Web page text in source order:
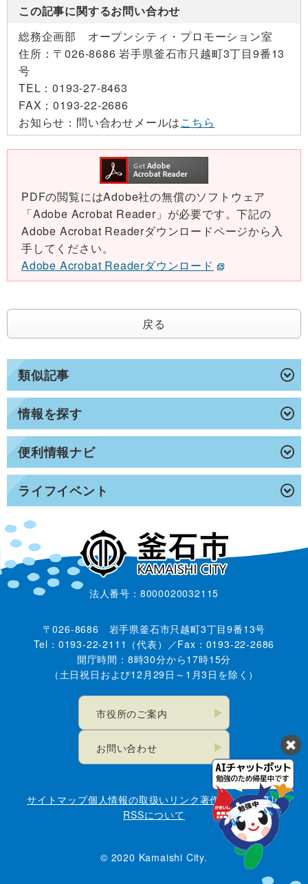
類似記事
情報を探す
便利情報ナビ
ライフイベント
この記事に関するお問い合わせ
総務企画部 オープンシティ・プロモーション室
住所： 〒026-8686 岩手県釜石市只越町3丁目9番13
号
TEL：0193-27-8463
FAX：0193-22-2686
お知らせ： 問い合わせメールはこちら
PDFの閲覧にはAdobe社の無償のソフトウェア
「Adobe Acrobat Reader」が必要です。下記の
Adobe Acrobat Readerダウンロードページから入
手してください。
Adobe Acrobat Readerダウンロード
戻る
法人番号：8000020032115
〒026-8686 岩手県釜石市只越町3丁目9番13号
Tel：0193-22-2111（代表）／Fax：0193-22-2686
開庁時間：8時30分から17時15分
（土日祝日および12月29日～1月3日を除く）
市役所のご案内
お問い合わせ
サイトマップ個人情報の取扱い リンク著作権・免責事項
RSSについて
© 2020 Kamaishi City.